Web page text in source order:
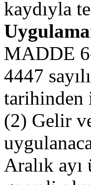
kaydıyla
MADDE
4447
tarihinden
(2) Gelir
Aralık